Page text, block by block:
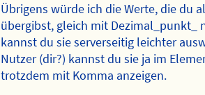
Übrigens würde ich die Werte, die du
übergibst, gleich mit Dezimal_punkt_
kannst du sie serverseitig leichter
Nutzer (dir?) kannst du sie ja im
trotzdem mit Komma anzeigen.